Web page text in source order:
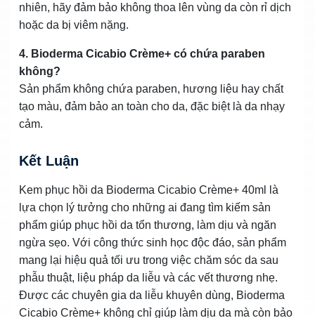
nhiên, hãy đảm bảo không thoa lên vùng da còn rỉ dịch
hoặc da bị viêm nặng.
4. Bioderma Cicabio Crème+ có chứa paraben
không?
Sản phẩm không chứa paraben, hương liệu hay chất
tạo màu, đảm bảo an toàn cho da, đặc biệt là da nhạy
cảm.
Kết Luận
Kem phục hồi da Bioderma Cicabio Crème+ 40ml là
lựa chọn lý tưởng cho những ai đang tìm kiếm sản
phẩm giúp phục hồi da tổn thương, làm dịu và ngăn
ngừa sẹo. Với công thức sinh học độc đáo, sản phẩm
mang lại hiệu quả tối ưu trong việc chăm sóc da sau
phẫu thuật, liệu pháp da liễu và các vết thương nhẹ.
Được các chuyên gia da liễu khuyên dùng, Bioderma
Cicabio Crème+ không chỉ giúp làm dịu da mà còn bảo